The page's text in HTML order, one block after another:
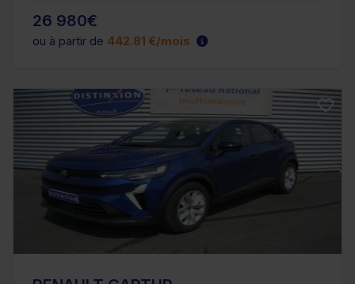
26 980€
ou à partir de 442.81 €/mois